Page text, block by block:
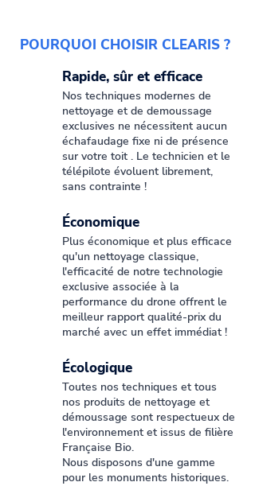
POURQUOI CHOISIR CLEARIS ?
Rapide, sûr et efficace
Nos techniques modernes de
nettoyage et de demoussage
exclusives ne nécessitent aucun
échafaudage fixe ni de présence
sur votre toit . Le technicien et le
télépilote évoluent librement,
sans contrainte !
Économique
Plus économique et plus efficace
qu'un nettoyage classique,
l'efficacité de notre technologie
exclusive associée à la
performance du drone offrent le
meilleur rapport qualité-prix du
marché avec un effet immédiat !
Écologique
Toutes nos techniques et tous
nos produits de nettoyage et
démoussage sont respectueux de
l'environnement et issus de filière
Française Bio.
Nous disposons d'une gamme
pour les monuments historiques.